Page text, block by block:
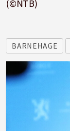
(©NTB)
BARNEHAGE